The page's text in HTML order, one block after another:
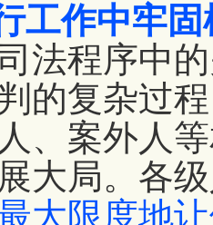
工作中牢
法程序中
的复杂过
、案外人
大局。各
大限度地